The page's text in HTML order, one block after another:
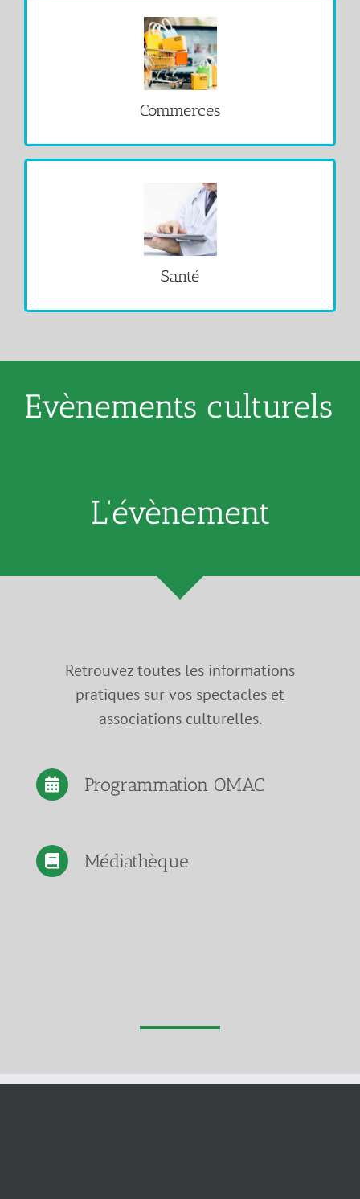
Commerces
VOIR
Santé
VOIR
Evènements culturels
L’évènement
Retrouvez toutes les informations
pratiques sur vos spectacles et
associations culturelles.
Programmation OMAC
Médiathèque